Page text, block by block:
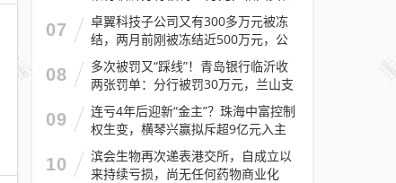
人被警告
07
卓翼科技子公司又有300多万元被冻
结，两月前刚被冻结近500万元，公
司去年预计亏损至少2.1亿元
08
多次被罚又“踩线”！青岛银行临沂收
两张罚单：分行被罚30万元，兰山支
行被罚30万元
09
连亏4年后迎新“金主”？珠海中富控制
权生变，横琴兴赢拟斥超9亿元入主
10
滨会生物再次递表港交所，自成立以
来持续亏损，尚无任何药物商业化